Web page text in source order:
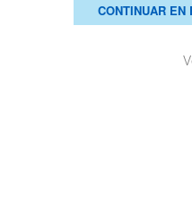
CONTINUAR